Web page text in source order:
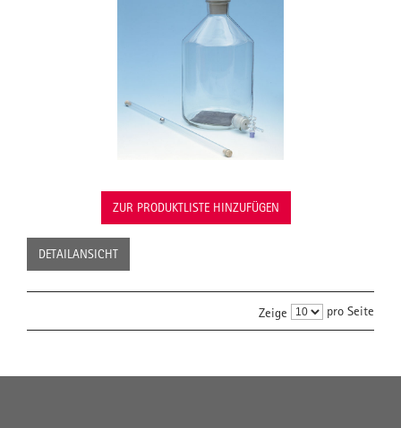
ZUR PRODUKTLISTE HINZUFÜGEN
DETAILANSICHT
Zeige pro Seite